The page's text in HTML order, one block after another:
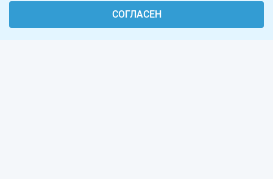
СОГЛАСЕН